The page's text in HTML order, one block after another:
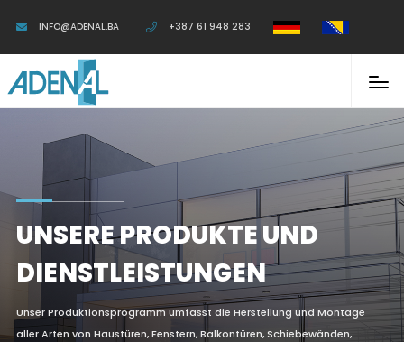
INFO@ADENAL.BA +387 61 948 283
UNSERE PRODUKTE UND
DIENSTLEISTUNGEN
Unser Produktionsprogramm umfasst die Herstellung und Montage
aller Arten von Haustüren, Fenstern, Balkontüren, Schiebewänden,